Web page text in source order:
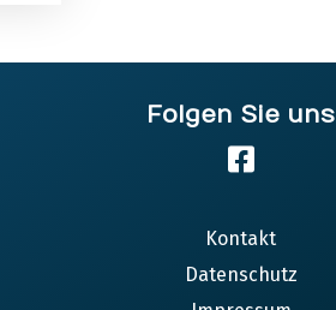
Folgen Sie uns
Kontakt
Datenschutz